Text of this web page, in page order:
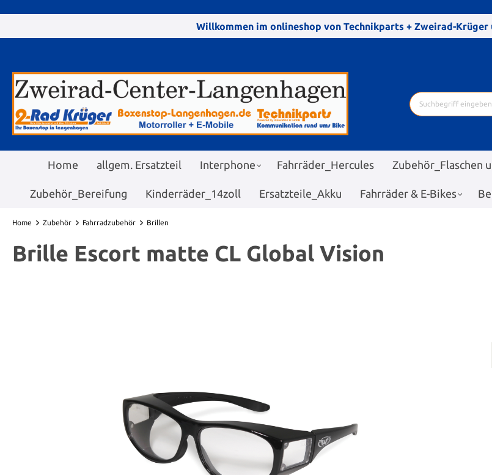
Willkommen im onlineshop von Technikparts + Zweirad-Krüger
Home allgem. Ersatzteil Interphone Fahrräder_Hercules Zubehör_Flaschen
Zubehör_Bereifung Kinderräder_14zoll Ersatzteile_Akku Fahrräder & E-Bikes
Home Zubehör Fahrradzubehör Brillen
Brille Escort matte CL Global Vision